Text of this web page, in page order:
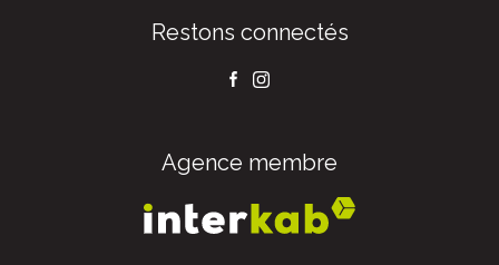
Restons connectés
Agence membre